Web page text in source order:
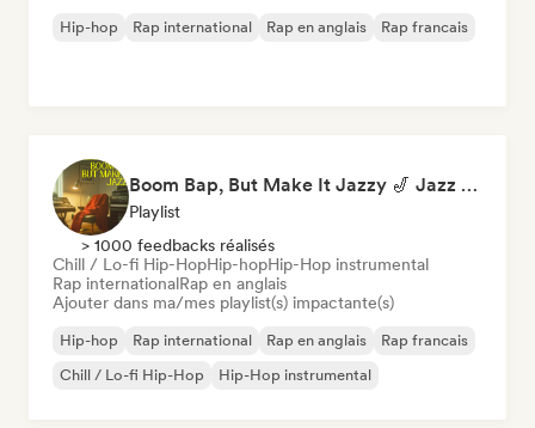
Hip-hop Rap international Rap en anglais Rap francais
Boom Bap, But Make It Jazzy 🎷 Jazz Rap, Underground & Conscious Hip-Hop
Playlist
> 1000 feedbacks réalisés
Chill / Lo-fi Hip-HopHip-hopHip-Hop instrumental
Rap internationalRap en anglais
Ajouter dans ma/mes playlist(s) impactante(s)
Hip-hop Rap international Rap en anglais
Rap francais
Chill / Lo-fi Hip-Hop
Hip-Hop instrumental